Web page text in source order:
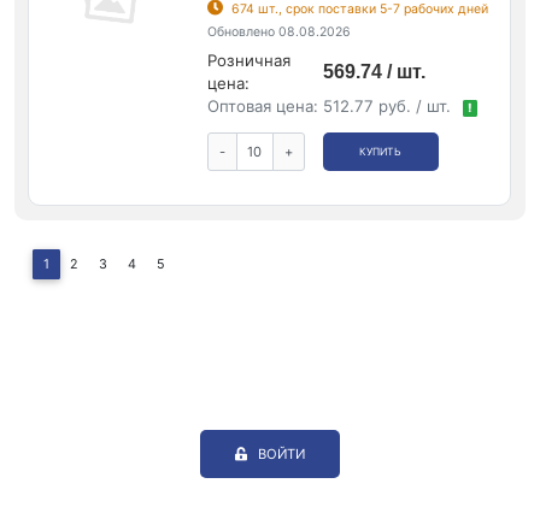
674 шт., срок поставки 5-7 рабочих дней
Обновлено 08.08.2026
Розничная
цена:
569.74 / шт.
Оптовая цена: 512.77 руб. / шт. !
- + КУПИТЬ
1 2 3 4 5
ВОЙТИ